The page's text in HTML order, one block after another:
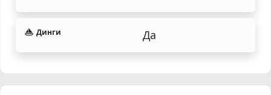
Динги Да